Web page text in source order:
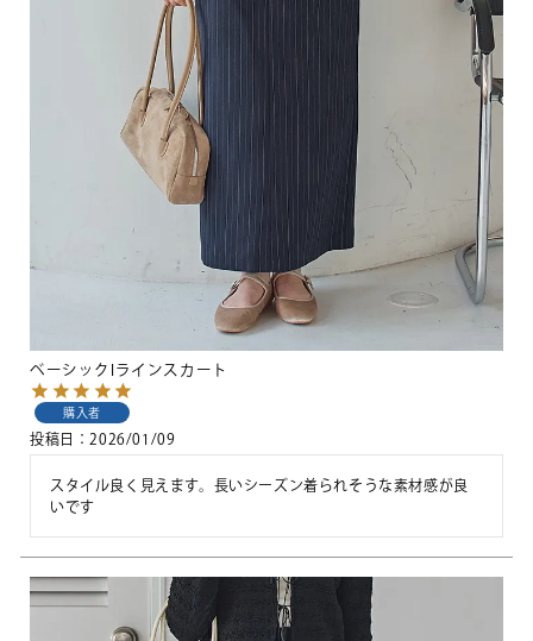
ベーシックIラインスカート
購入者
投稿日 2026/01/09
スタイル良く見えます。長いシーズン着られそうな素材感が良
いです